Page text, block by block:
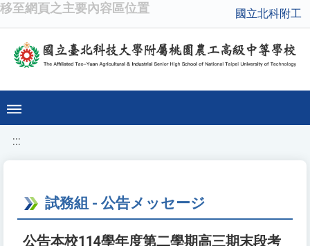
移至網頁之主要內容區位置 國立北科附工
:::
試務組 - 公告メッセージ
公告本校114學年度第二學期高三期末段考